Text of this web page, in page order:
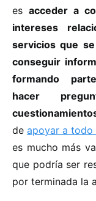
es acceder a
intereses
servicios que
conseguir
formando
hacer
deapoyar a todo
es mucho más
que podría ser
por terminada la